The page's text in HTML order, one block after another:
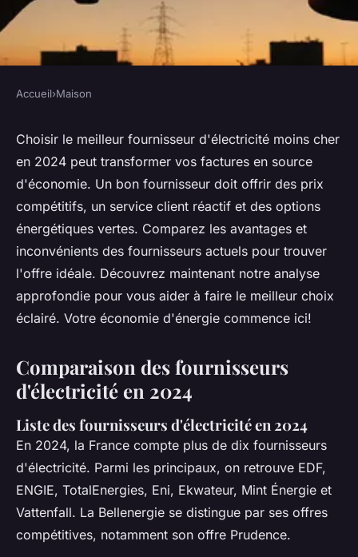
Choisir le meilleur fournisseur
d'électricité moins cher en
2024
Baptiste•19 juillet 2024 •3 min de lecture
Accueil›Maison
Choisir le meilleur fournisseur d'électricité moins cher
en 2024 peut transformer vos factures en source
d'économie. Un bon fournisseur doit offrir des prix
compétitifs, un service client réactif et des options
énergétiques vertes. Comparez les avantages et
inconvénients des fournisseurs actuels pour trouver
l'offre idéale. Découvrez maintenant notre analyse
approfondie pour vous aider à faire le meilleur choix
éclairé. Votre économie d'énergie commence ici!
Comparaison des fournisseurs
d'électricité en 2024
Liste des fournisseurs d'électricité en 2024
En 2024, la France compte plus de dix fournisseurs
d'électricité. Parmi les principaux, on retrouve EDF,
ENGIE, TotalEnergies, Eni, Ekwateur, Mint Énergie et
Vattenfall. La Bellenergie se distingue par ses offres
compétitives, notamment son offre Prudence.